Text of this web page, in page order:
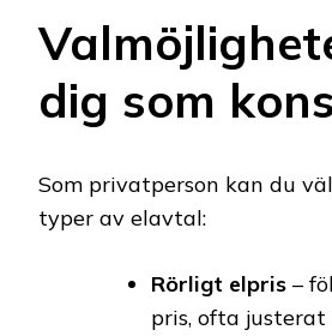
dig som
Som privatperson kan du
typer av elavtal:
Rörligt elpris –
pris, ofta justerat